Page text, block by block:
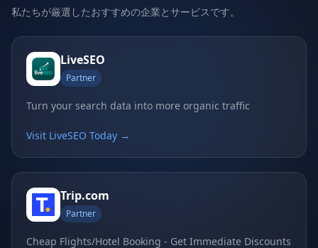
私たちが厳選したおすすめの企業とサービスです。
LiveSEO
Partner
Turn your search data into more organic traffic
Visit LiveSEO Today →
Trip.com
Partner
Cheap Flights/Hotel Booking - Get Immediate Discounts